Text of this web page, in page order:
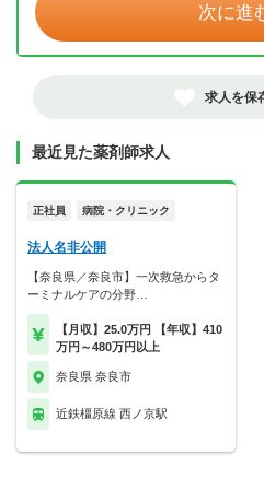
次に進
求人を保
最近見た薬剤師求人
正社員 病院・クリニック
法人名非公開
【奈良県／奈良市】一次救急からタ
ーミナルケアの分野…
【月収】25.0万円 【年収】410
万円～480万円以上
奈良県 奈良市
近鉄橿原線 西ノ京駅